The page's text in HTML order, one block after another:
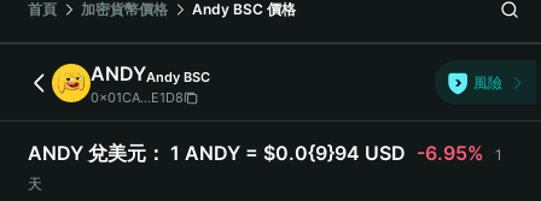
Deutsch
简体中文
繁體中文
Português (Portugal)
Bahasa Indonesia
首頁 加密貨幣價格 Andy BSC 價格
ANDYAndy BSC
0x01CA...E1D8
風險
ANDY 兌美元： 1 ANDY = $0.0{9}94 USD -6.95%
1
天